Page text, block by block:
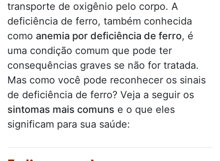
transporte de oxigênio pelo corpo. A
deficiência de ferro, também conhecida
como anemia por deficiência de ferro, é
uma condição comum que pode ter
consequências graves se não for tratada.
Mas como você pode reconhecer os sinais
de deficiência de ferro? Veja a seguir os
sintomas mais comuns e o que eles
significam para sua saúde: